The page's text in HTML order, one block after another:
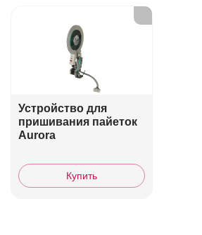
Устройство для
пришивания пайеток
Aurora
Купить